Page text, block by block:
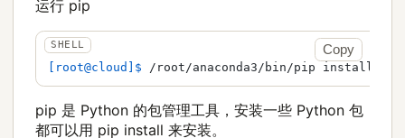
运行 pip
[root@cloud]$ /root/anaconda3/bin/pip install
Copy
pip 是 Python 的包管理工具，安装一些 Python 包
都可以用 pip install 来安装。